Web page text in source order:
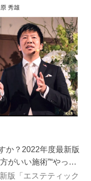
か？2022年度最新版
がいい施術”“やって
版「エステティック